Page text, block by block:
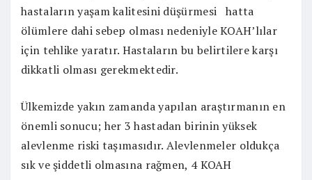
hastaların yaşam kalitesini düşürmesi hatta
ölümlere dahi sebep olması nedeniyle KOAH’lılar
için tehlike yaratır. Hastaların bu belirtilere karşı
dikkatli olması gerekmektedir.
Ülkemizde yakın zamanda yapılan araştırmanın en
önemli sonucu; her 3 hastadan birinin yüksek
alevlenme riski taşımasıdır. Alevlenmeler oldukça
sık ve şiddetli olmasına rağmen, 4 KOAH